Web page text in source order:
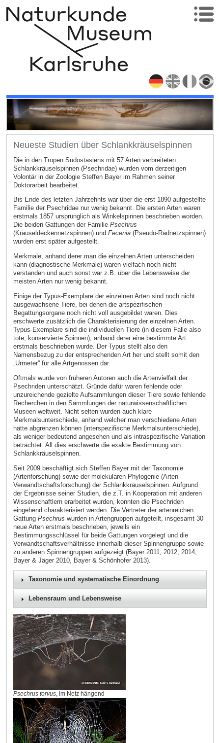
Neueste Studien über Schlankkräuselspinnen
Die in den Tropen Südostasiens mit 57 Arten verbreiteten
Schlankkräuselspinnen (Psechridae) wurden vom derzeitigen
Volontär in der Zoologie Steffen Bayer im Rahmen seiner
Doktorarbeit bearbeitet.
Bis Ende des letzten Jahrzehnts war über die erst 1890 aufgestellte
Familie der Psechridae nur wenig bekannt. Die ersten Arten waren
erstmals 1857 ursprünglich als Winkelspinnen beschrieben worden.
Die beiden Gattungen der Familie Psechrus
(Kräuseldeckennetzspinnen) und Fecenia(Pseudo-Radnetzspinnen)
wurden erst später aufgestellt.
Merkmale, anhand derer man die einzelnen Arten unterscheiden
kann (diagnostische Merkmale) waren vielfach noch nicht
verstanden und auch sonst war z.B. über die Lebensweise der
meisten Arten nur wenig bekannt.
Einige der Typus-Exemplare der einzelnen Arten sind noch nicht
ausgewachsene Tiere, bei denen die artspezifischen
Begattungsorgane noch nicht voll ausgebildet waren. Dies
erschwerte zusätzlich die Charakterisierung der einzelnen Arten.
Typus-Exemplare sind die individuellen Tiere (in diesem Falle also
tote, konservierte Spinnen), anhand derer eine bestimmte Art
erstmals beschrieben wurde. Der Typus stellt also den
Namensbezug zu der entsprechenden Art her und stellt somit den
„Urmeter“ für alle Artgenossen dar.
Oftmals wurde von früheren Autoren auch die Artenvielfalt der
Psechriden unterschätzt. Gründe dafür waren fehlende oder
unzureichende gezielte Aufsammlungen dieser Tiere sowie fehlende
Recherchen in den Sammlungen der naturwissenschaftlichen
Museen weltweit. Nicht selten wurden auch klare
Merkmalsunterschiede, anhand welcher man verschiedene Arten
hätte abgrenzen können (interspezifische Merkmalsunterschiede),
als weniger bedeutend angesehen und als intraspezifische Variation
betrachtet. All dies erschwerte die exakte Bestimmung von
Schlankkräuselspinnen.
Seit 2009 beschäftigt sich Steffen Bayer mit der Taxonomie
(Artenforschung) sowie der molekularen Phylogenie (Arten-
Verwandtschaftsforschung) der Schlankkräuselspinnen. Aufgrund
der Ergebnisse seiner Studien, die z.T. in Kooperation mit anderen
Wissenschaftlern erarbeitet wurden, konnten die Psechriden
eingehend charakterisiert werden. Die Vertreter der artenreichen
Gattung Psechrus wurden in Artengruppen aufgeteilt, insgesamt 30
neue Arten erstmals beschrieben, jeweils ein
Bestimmungsschlüssel für beide Gattungen vorgelegt und die
Verwandtschaftsverhältnisse innerhalb dieser Spinnengruppe sowie
zu anderen Spinnengruppen aufgezeigt (Bayer 2011, 2012, 2014;
Bayer & Jäger 2010, Bayer & Schönhofer 2013).
Taxonomie und systematische Einordnung
Lebensraum und Lebensweise
Psechrus torvus, im Netz hängend